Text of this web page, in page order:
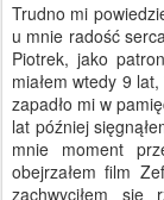
Trudno mi
u mnie radość
Piotrek, jako
miałem wtedy 9
zapadło mi w
lat później
mnie moment
obejrzałem film
zachwyciłem